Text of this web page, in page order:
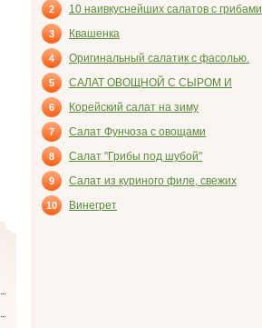
2 10 наивкуснейших салатов с грибами
3 Квашенка
4 Оригинальный салатик с фасолью.
5
САЛАТ ОВОЩНОЙ С СЫРОМ И
ВЕТЧИНОЙ
6 Корейский салат на зиму
7 Салат Фунчоза с овощами
8 Салат "Грибы под шубой"
9
Салат из куриного филе, свежих
огурцов и консервированных
10 Винегрет